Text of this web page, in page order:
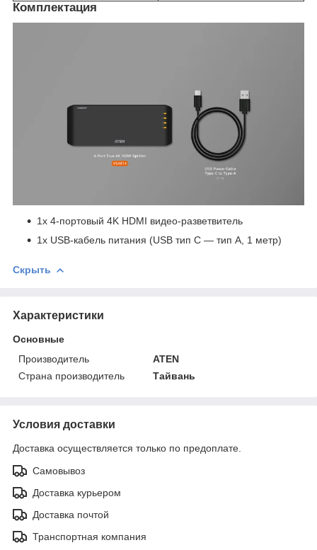
Комплектация
1x 4-портовый 4K HDMI видео-разветвитель
1x USB-кабель питания (USB тип C — тип A, 1 метр)
Скрыть
Характеристики
Основные
Производитель
ATEN
Страна производитель
Тайвань
Условия доставки
Доставка осуществляется только по предоплате.
Самовывоз
Доставка курьером
Доставка почтой
Транспортная компания